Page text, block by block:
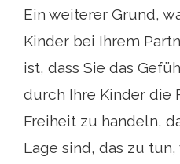
Ein weiterer Grund,
Kinder bei Ihrem
ist, dass Sie das
durch Ihre Kinder die
Freiheit zu handeln,
Lage sind, das zu